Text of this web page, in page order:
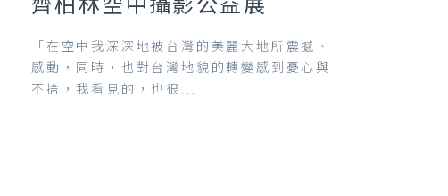
齊柏林空中攝影公益展
「在空中我深深地被台灣的美麗大地所震撼、
感動，同時，也對台灣地貌的轉變感到憂心與
不捨，我看見的，也很...